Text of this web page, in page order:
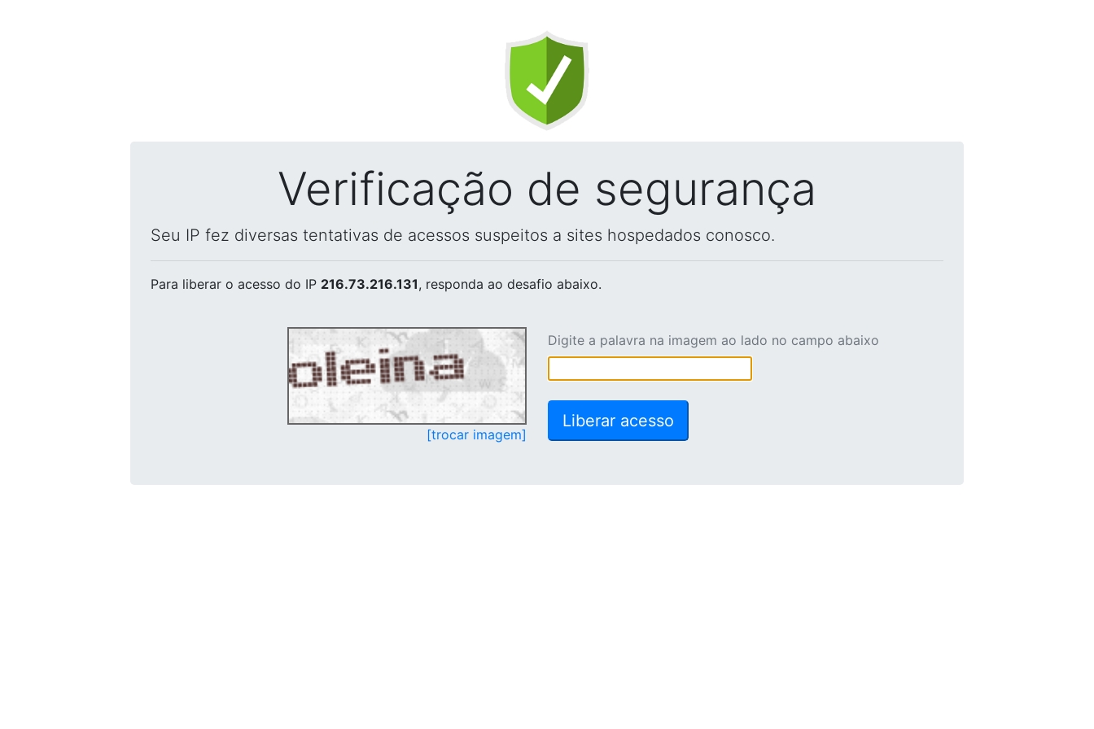
Verificação de segurança
Seu IP fez diversas tentativas de acessos suspeitos a sites hospedados conosco.
Para liberar o acesso do IP 216.73.216.131, responda ao desafio abaixo.
[trocar imagem]
Digite a palavra na imagem ao lado no campo abaixo